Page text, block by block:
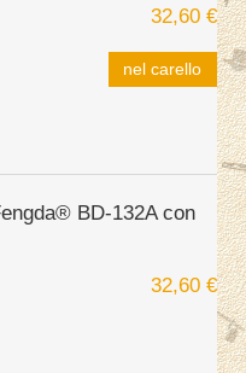
32,60 €
nel carello
BD-132A con
32,60 €